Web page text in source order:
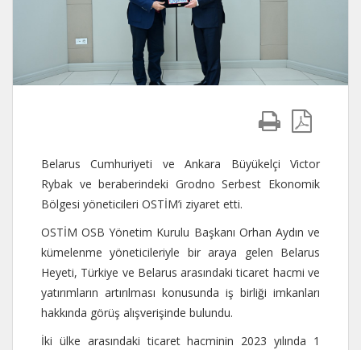
Belarus Cumhuriyeti ve Ankara Büyükelçi Victor
Rybak ve beraberindeki Grodno Serbest Ekonomik
Bölgesi yöneticileri OSTİM’i ziyaret etti.
OSTİM OSB Yönetim Kurulu Başkanı Orhan Aydın ve
kümelenme yöneticileriyle bir araya gelen Belarus
Heyeti, Türkiye ve Belarus arasındaki ticaret hacmi ve
yatırımların artırılması konusunda iş birliği imkanları
hakkında görüş alışverişinde bulundu.
İki ülke arasındaki ticaret hacminin 2023 yılında 1